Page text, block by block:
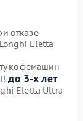
отказе
Eletta
кофемашин
до 3-х лет
Eletta Ultra